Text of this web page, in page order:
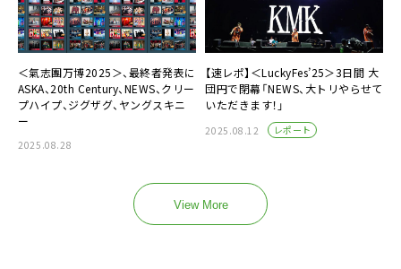
＜氣志團万博2025＞、最終者発表に
ASKA、20th Century、NEWS、クリー
プハイプ、ジグザグ、ヤングスキニ
ー
2025.08.28
【速レポ】＜LuckyFes’25＞3日間 大
団円で閉幕「NEWS、大トリやらせて
いただきます！」
2025.08.12 レポート
View More